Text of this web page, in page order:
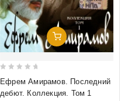
Добавить В Корзину
out
Ефрем Амирамов. Последний
дебют. Коллекция. Том 1